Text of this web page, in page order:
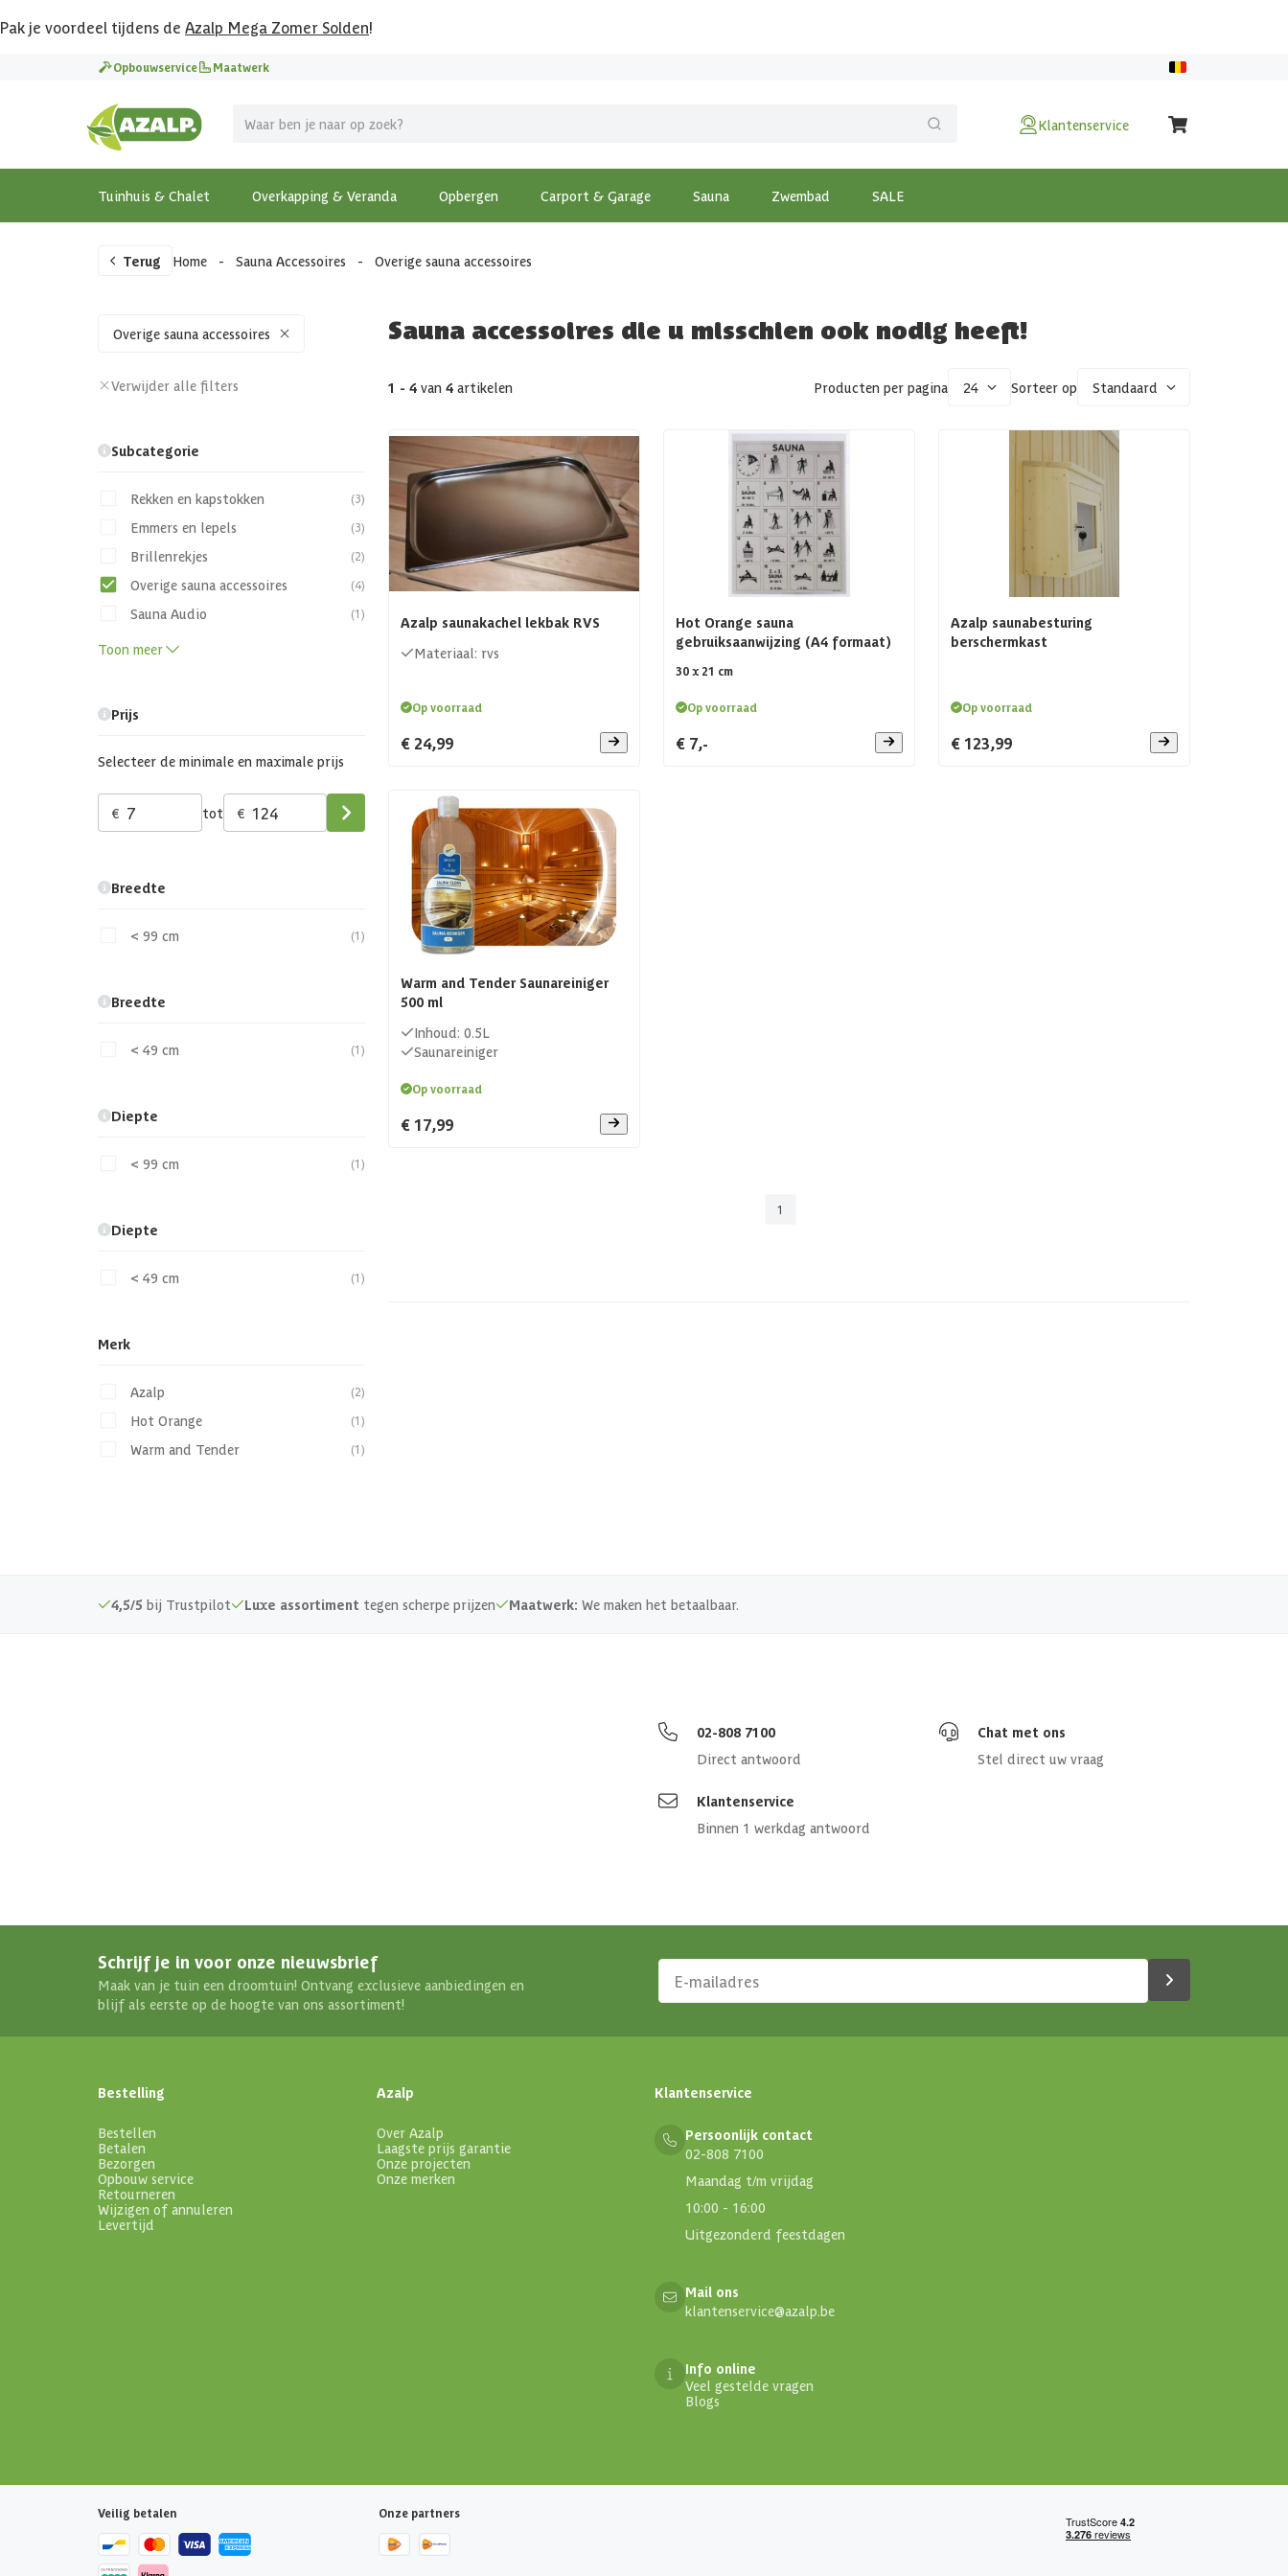
Pak je voordeel tijdens de Azalp Mega Zomer Solden!
Opbouwservice Maatwerk
Klantenservice
Tuinhuis & Chalet Overkapping & Veranda Opbergen Carport & Garage Sauna Zwembad SALE
Terug Home - Sauna Accessoires - Overige sauna accessoires
Overige sauna accessoires
Verwijder alle filters
Subcategorie
Rekken en kapstokken (3)
Emmers en lepels (3)
Brillenrekjes (2)
Overige sauna accessoires (4)
Sauna Audio (1)
Toon meer
Prijs
Selecteer de minimale en maximale prijs
€ tot €
Breedte
< 99 cm (1)
Breedte
< 49 cm (1)
Diepte
< 99 cm (1)
Diepte
< 49 cm (1)
Merk
Azalp (2)
Hot Orange (1)
Warm and Tender (1)
Sauna accessoires die u misschien ook nodig heeft!
1 - 4 van 4 artikelen Producten per pagina 24 Sorteer op Standaard
Azalp saunakachel lekbak RVS
Materiaal: rvs
Op voorraad
€ 24,99
Hot Orange sauna
gebruiksaanwijzing (A4 formaat)
30 x 21 cm
Op voorraad
€ 7,-
Azalp saunabesturing
berschermkast
Op voorraad
€ 123,99
Warm and Tender Saunareiniger
500 ml
Inhoud: 0.5L
Saunareiniger
Op voorraad
€ 17,99
1
4,5/5 bij Trustpilot Luxe assortiment tegen scherpe prijzen Maatwerk: We maken het betaalbaar.
02-808 7100
Direct antwoord
Chat met ons
Stel direct uw vraag
Klantenservice
Binnen 1 werkdag antwoord
Schrijf je in voor onze nieuwsbrief
Maak van je tuin een droomtuin! Ontvang exclusieve aanbiedingen en
blijf als eerste op de hoogte van ons assortiment!
Bestelling
Bestellen
Betalen
Bezorgen
Opbouw service
Retourneren
Wijzigen of annuleren
Levertijd
Azalp
Over Azalp
Laagste prijs garantie
Onze projecten
Onze merken
Klantenservice
Persoonlijk contact
02-808 7100
Maandag t/m vrijdag
10:00 - 16:00
Uitgezonderd feestdagen
Mail ons
klantenservice@azalp.be
Info online
Veel gestelde vragen
Blogs
Veilig betalen Onze partners